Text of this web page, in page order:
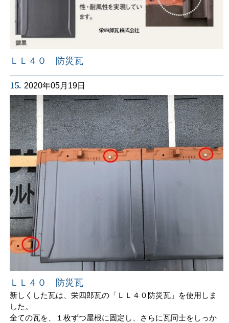
ＬＬ４０ 防災瓦
15. 2020年05月19日
ＬＬ４０ 防災瓦
新しくした瓦は、栄四郎瓦の「ＬＬ４０防災瓦」を使用しま
した。
全ての瓦を、１枚ずつ屋根に固定し、さらに瓦同士をしっか